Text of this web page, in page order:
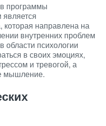
программы
которая направлена на
внутренних проблем
области психологии
в своих эмоциях,
и тревогой, а
мышление.